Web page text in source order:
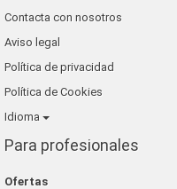
Contacta con nosotros
Aviso legal
Política de privacidad
Política de Cookies
Idioma
Para profesionales
Ofertas